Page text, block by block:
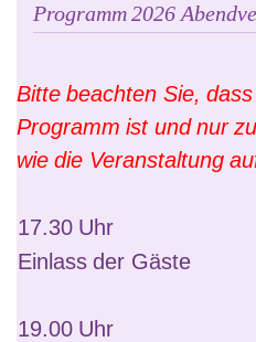
Programm 2026
Bitte beachten Sie,
Programm ist und nur
wie die Veranstaltung
17.30 Uhr
Einlass der Gäste
19.00 Uhr